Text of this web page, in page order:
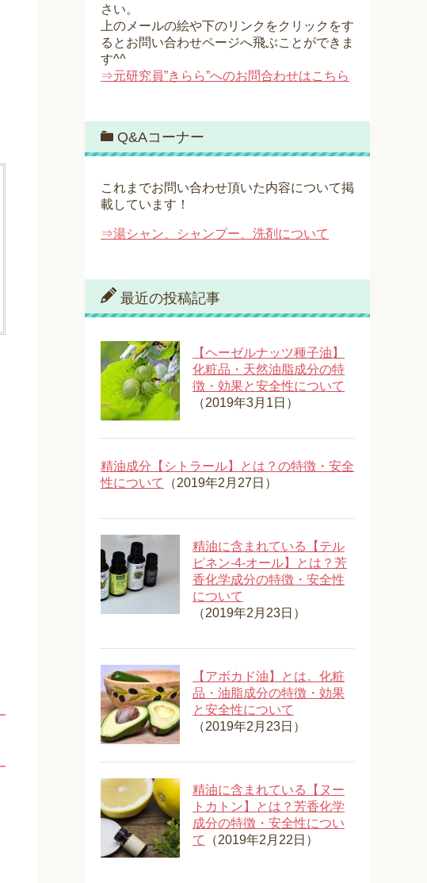
さい。
上のメールの絵や下のリンクをクリックをす
るとお問い合わせページへ飛ぶことができま
す^^
⇒元研究員”きらら”へのお問合わせはこちら
Q&Aコーナー
これまでお問い合わせ頂いた内容について掲
載しています！
⇒湯シャン、シャンプー、洗剤について
最近の投稿記事
【ヘーゼルナッツ種子油】
化粧品・天然油脂成分の特
徴・効果と安全性について
（2019年3月1日）
精油成分【シトラール】とは？の特徴・安全
性について
（2019年2月27日）
精油に含まれている【テル
ピネン-4-オール】とは？芳
香化学成分の特徴・安全性
について
（2019年2月23日）
【アボカド油】とは。化粧
品・油脂成分の特徴・効果
と安全性について
（2019年2月23日）
精油に含まれている【ヌー
トカトン】とは？芳香化学
成分の特徴・安全性につい
て
（2019年2月22日）